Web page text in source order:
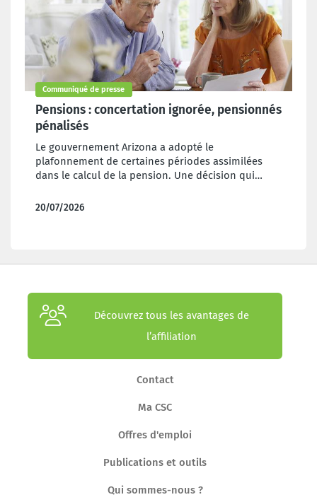
Communiqué de presse
Pensions : concertation ignorée, pensionnés
pénalisés
Le gouvernement Arizona a adopté le
plafonnement de certaines périodes assimilées
dans le calcul de la pension. Une décision qui
cause des accords conclus avec les partenaires
20/07/2026
Découvrez tous les avantages de
l’affiliation
Contact
Ma CSC
Offres d'emploi
Publications et outils
Qui sommes-nous ?